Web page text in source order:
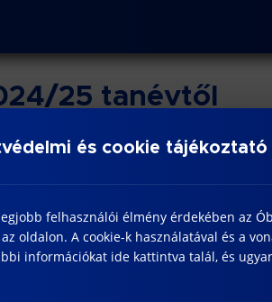
25 tanévtől
képzésbe beszámítható kreditek
beszámítható kreditek
Nyomtatott média-,
divattermék technológia
és cookie tájékoztató
felhasználói élmény érdekében az
oldalon. A cookie-k használatával és a
információkat ide kattintva talál, és